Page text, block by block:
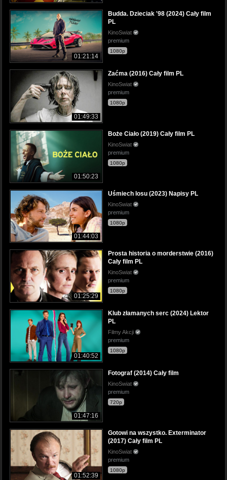
01:21:14
Budda. Dzieciak '98 (2024) Cały film
PL
KinoSwiat
premium
1080p
01:49:33
Zaćma (2016) Cały film PL
KinoSwiat
premium
1080p
01:50:23
Boże Ciało (2019) Cały film PL
KinoSwiat
premium
1080p
01:44:03
Uśmiech losu (2023) Napisy PL
KinoSwiat
premium
1080p
01:25:29
Prosta historia o morderstwie (2016)
Cały film PL
KinoSwiat
premium
1080p
01:40:52
Klub złamanych serc (2024) Lektor
PL
Filmy Akcji
premium
1080p
01:47:16
Fotograf (2014) Cały film
KinoSwiat
premium
720p
01:52:39
Gotowi na wszystko. Exterminator
(2017) Cały film PL
KinoSwiat
premium
1080p